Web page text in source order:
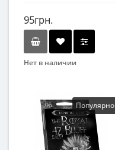
95грн.
Нет в наличии
Возраст
от 3 лет
Популярно